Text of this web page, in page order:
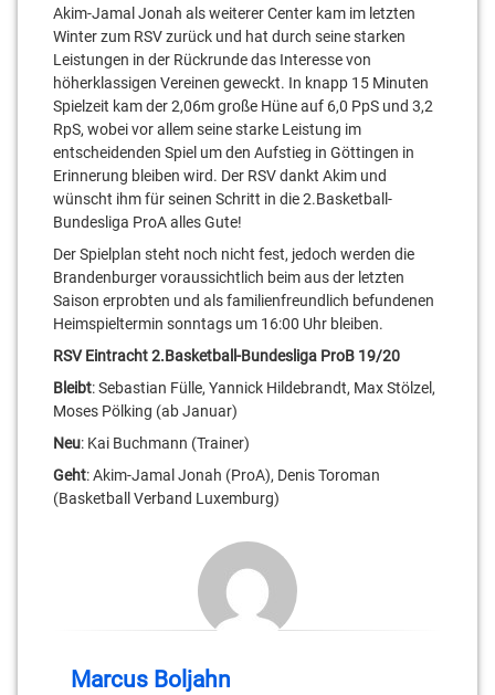
Akim-Jamal Jonah als weiterer Center kam im letzten
Winter zum RSV zurück und hat durch seine starken
Leistungen in der Rückrunde das Interesse von
höherklassigen Vereinen geweckt. In knapp 15 Minuten
Spielzeit kam der 2,06m große Hüne auf 6,0 PpS und 3,2
RpS, wobei vor allem seine starke Leistung im
entscheidenden Spiel um den Aufstieg in Göttingen in
Erinnerung bleiben wird. Der RSV dankt Akim und
wünscht ihm für seinen Schritt in die 2.Basketball-
Bundesliga ProA alles Gute!
Der Spielplan steht noch nicht fest, jedoch werden die
Brandenburger voraussichtlich beim aus der letzten
Saison erprobten und als familienfreundlich befundenen
Heimspieltermin sonntags um 16:00 Uhr bleiben.
RSV Eintracht 2.Basketball-Bundesliga ProB 19/20
Bleibt: Sebastian Fülle, Yannick Hildebrandt, Max Stölzel,
Moses Pölking (ab Januar)
Neu: Kai Buchmann (Trainer)
Geht: Akim-Jamal Jonah (ProA), Denis Toroman
(Basketball Verband Luxemburg)
Marcus Boljahn